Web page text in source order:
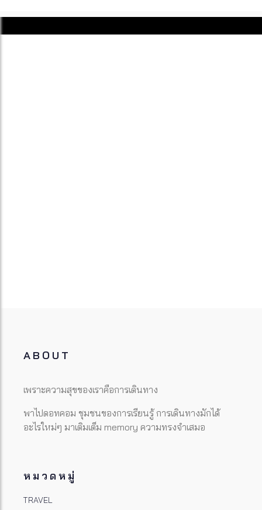
ABOUT
เพราะความสุขของเราคือการเดินทาง
พาไปดอทคอม ชุมชนของการเรียนรู้ การเดินทางมักได้
อะไรใหม่ๆ มาเติมเต็ม memory ความทรงจำเสมอ
หมวดหมู่
TRAVEL